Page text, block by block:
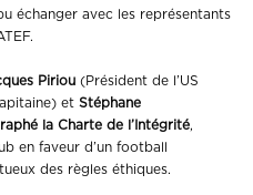
échanger avec les représentants
Piriou (Président de l’US
et Stéphane
la Charte de l’Intégrité,
en faveur d’un football
des règles éthiques.